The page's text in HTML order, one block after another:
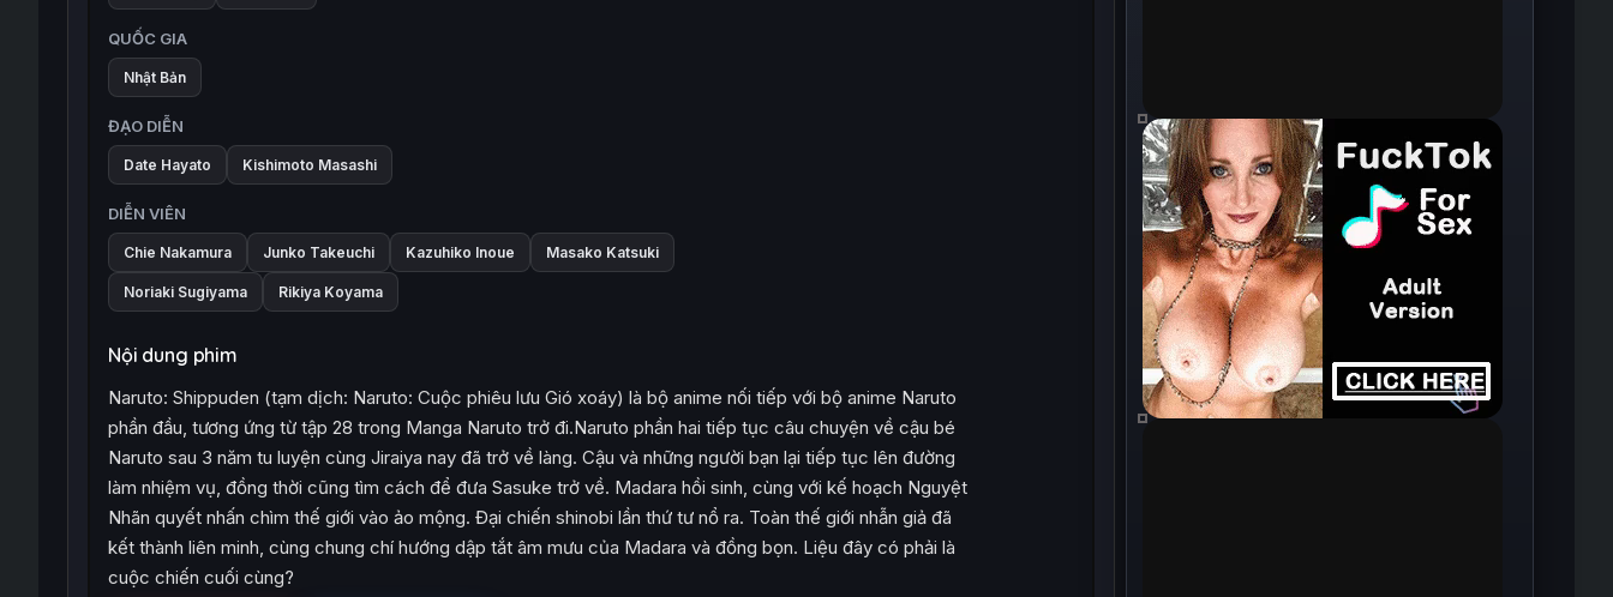
QUỐC GIA
Nhật Bản
ĐẠO DIỄN
Date Hayato Kishimoto Masashi
DIỄN VIÊN
Chie Nakamura Junko Takeuchi Kazuhiko Inoue Masako Katsuki
Noriaki Sugiyama Rikiya Koyama
Nội dung phim
Naruto: Shippuden (tạm dịch: Naruto: Cuộc phiêu lưu Gió xoáy) là bộ anime nối tiếp với bộ anime Naruto
phần đầu, tương ứng từ tập 28 trong Manga Naruto trở đi.Naruto phần hai tiếp tục câu chuyện về cậu bé
Naruto sau 3 năm tu luyện cùng Jiraiya nay đã trở về làng. Cậu và những người bạn lại tiếp tục lên đường
làm nhiệm vụ, đồng thời cũng tìm cách để đưa Sasuke trở về. Madara hồi sinh, cùng với kế hoạch Nguyệt
Nhãn quyết nhấn chìm thế giới vào ảo mộng. Đại chiến shinobi lần thứ tư nổ ra. Toàn thế giới nhẫn giả đã
kết thành liên minh, cùng chung chí hướng dập tắt âm mưu của Madara và đồng bọn. Liệu đây có phải là
cuộc chiến cuối cùng?